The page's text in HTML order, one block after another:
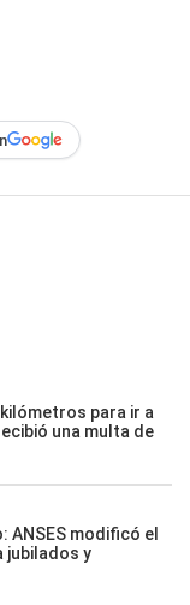
para ir a
una multa de
ANSES modificó el
jubilados y